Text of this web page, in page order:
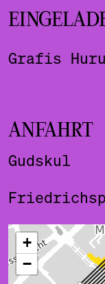
Grafis
ANFAHRT
Gudskul
ˇ